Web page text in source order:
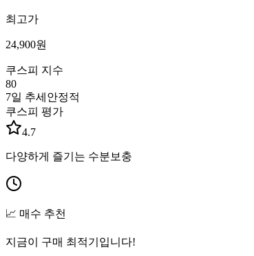
최고가
24,900원
쿠스피 지수
80
7일 추세 안정적
쿠스피 평가
4.7
다양하게 즐기는 수분보충
📈 매수 추천
지금이 구매 최적기입니다!